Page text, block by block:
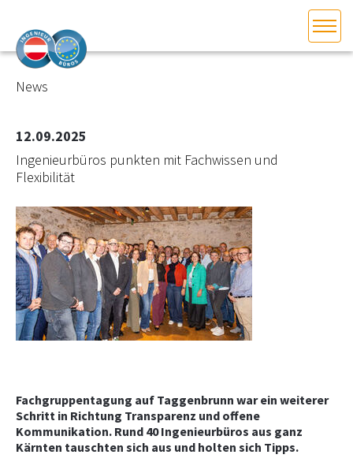
DAS INGENIEURBÜRO
INTERESSEN­VERTRETUNG
MITGLIEDER­VERZEICHNIS
SERVICE
KONTAKT
PRÜFING
News
12.09.2025
Ingenieurbüros punkten mit Fachwissen und
Flexibilität
Fachgruppentagung auf Taggenbrunn war ein weiterer
Schritt in Richtung Transparenz und offene
Kommunikation. Rund 40 Ingenieurbüros aus ganz
Kärnten tauschten sich aus und holten sich Tipps.